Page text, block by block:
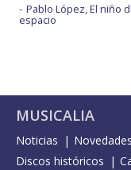
Pablo López, El niño
espacio
MUSICALIA
Noticias Novedades
Discos históricos